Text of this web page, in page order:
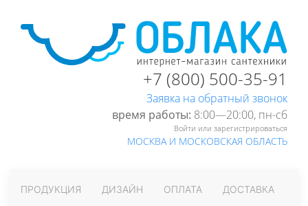
+7 (800) 500-35-91
Заявка на обратный звонок
время работы: 8:00—20:00, пн-cб
Войти или зарегистрироваться
МОСКВА И МОСКОВСКАЯ ОБЛАСТЬ
ПРОДУКЦИЯ ДИЗАЙН ОПЛАТА ДОСТАВКА